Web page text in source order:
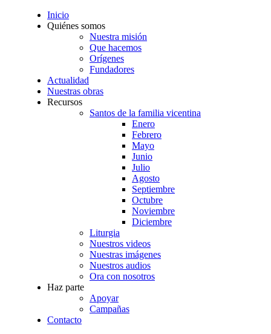
Inicio
Quiénes somos
Nuestra misión
Que hacemos
Orígenes
Fundadores
Actualidad
Nuestras obras
Recursos
Santos de la familia vicentina
Enero
Febrero
Mayo
Junio
Julio
Agosto
Septiembre
Octubre
Noviembre
Diciembre
Liturgia
Nuestros videos
Nuestras imágenes
Nuestros audios
Ora con nosotros
Haz parte
Apoyar
Campañas
Contacto